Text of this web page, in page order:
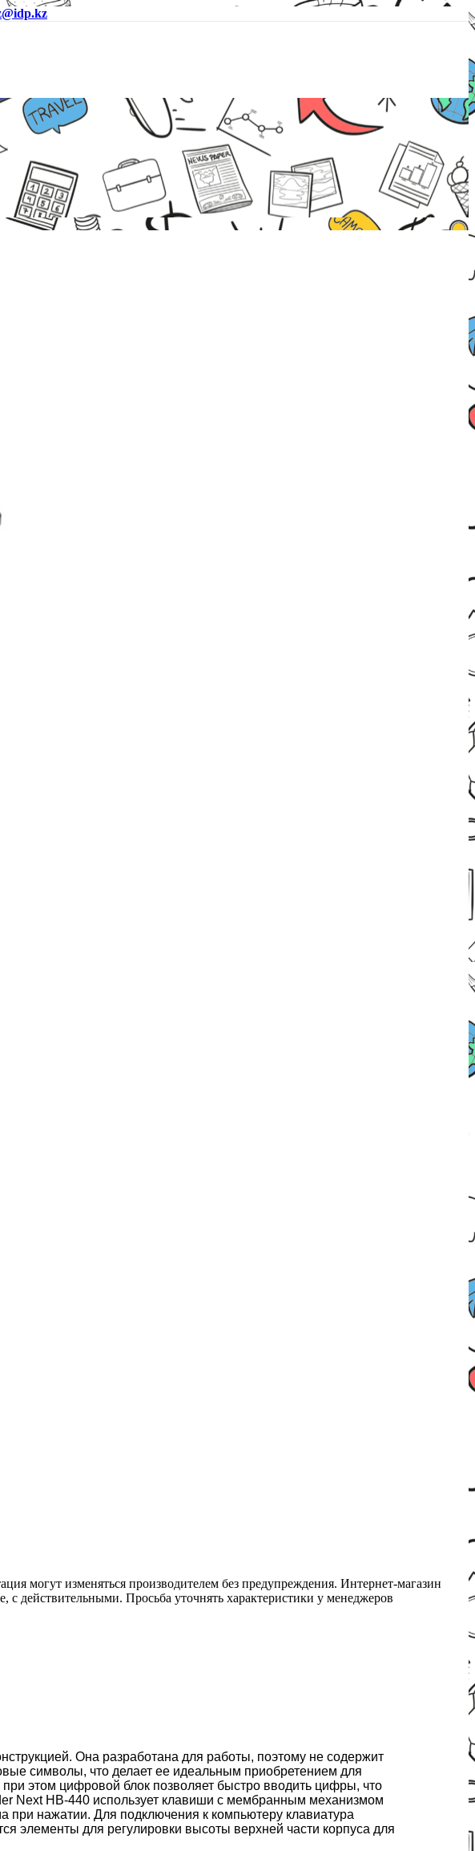
могут изменяться производителем без предупреждения. Интернет-магазин
с действительными. Просьба уточнять характеристики у менеджеров
Она разработана для работы, поэтому не содержит
символы, что делает ее идеальным приобретением для
этом цифровой блок позволяет быстро вводить цифры, что
Next HB-440 использует клавиши с мембранным механизмом
при нажатии. Для подключения к компьютеру клавиатура
элементы для регулировки высоты верхней части корпуса для